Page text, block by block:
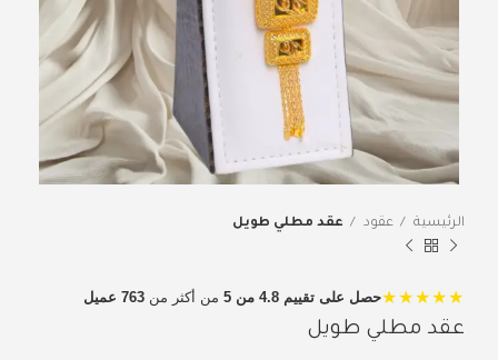
الرئيسية عقود عقد مطلي طويل
★★★★★حصل على تقييم 4.8 من 5 من أكثر من 763 عميل
عقد مطلي طويل